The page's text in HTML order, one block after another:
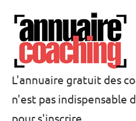
contenu
L'annuaire gratuit des
n'est pas indispensable
pour s'inscrire.